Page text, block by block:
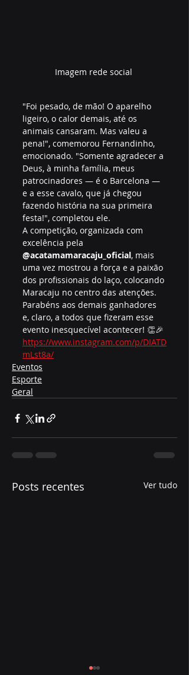
Imagem rede social
"Foi pesado, de mão! O aparelho
ligeiro, o calor demais, até os
animais cansaram. Mas valeu a
pena!", comemorou Fernandinho,
emocionado. "Somente agradecer a
Deus, à minha família, meus
patrocinadores — é o Barcelona —
e a esse cavalo, que já chegou
fazendo história na sua primeira
festa!", completou ele.
A competição, organizada com
excelência pela
@acatamamaracaju_oficial, mais
uma vez mostrou a força e a paixão
dos profissionais do laço, colocando
Maracaju no centro das atenções.
Parabéns aos demais ganhadores
e, claro, a todos que fizeram esse
evento inesquecível acontecer! 👏🎉
https://www.instagram.com/p/DIATD
mLst8a/
Eventos
Esporte
Geral
Posts recentes Ver tudo